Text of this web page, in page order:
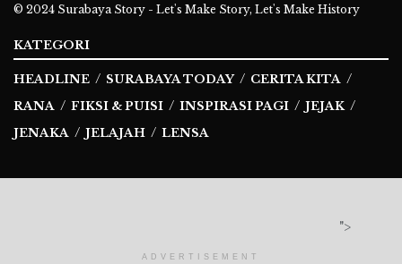
© 2024 Surabaya Story - Let's Make Story, Let's Make History
KATEGORI
HEADLINE SURABAYA TODAY
CERITA KITA
RANA
FIKSI & PUISI INSPIRASI PAGI
JEJAK
JENAKA
JELAJAH LENSA
">
ADVERTISEMENT